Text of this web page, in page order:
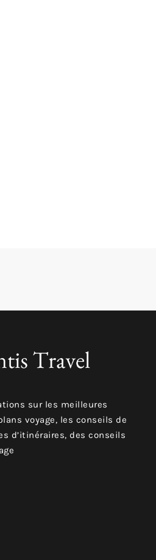
sur les meilleures
voyage, les conseils de
d’itinéraires, des conseils